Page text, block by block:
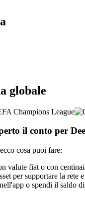
globale
il conto per
cosa puoi fare:
valute fiat o con
per supportare la rete
o spendi il saldo